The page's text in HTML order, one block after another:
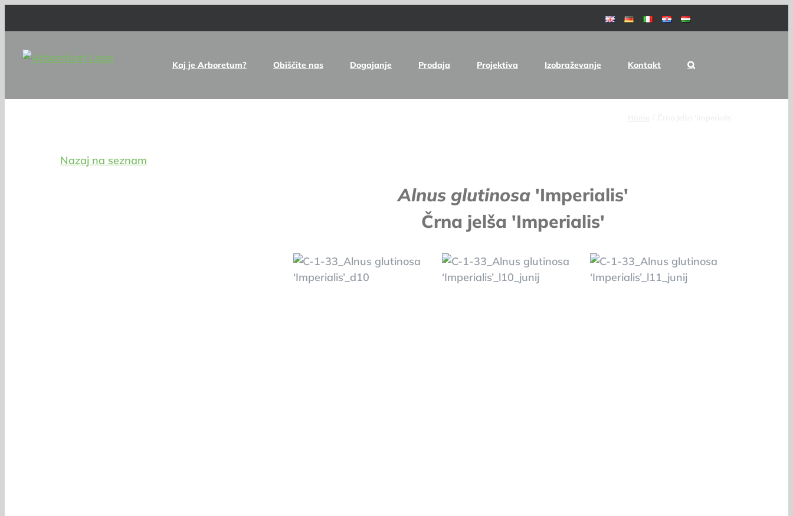
to
Kaj je Arboretum? Obiščite nas Dogajanje Prodaja Projektiva Izobraževanje Kontakt
Nazaj na seznam
Alnus glutinosa 'Imperialis'
Črna jelša 'Imperialis'